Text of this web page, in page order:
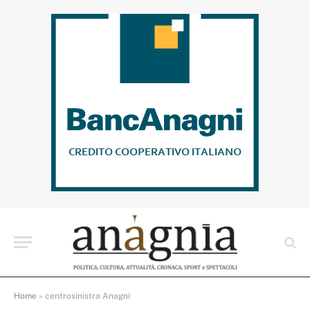
Home » centrosinistra Anagni